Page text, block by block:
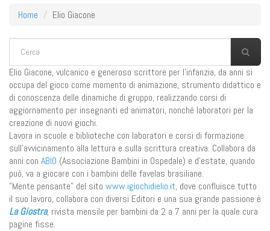
Home Elio Giacone
FORM DI RICERCA
Elio Giacone, vulcanico e generoso scrittore per l'infanzia, da anni si
occupa del gioco come momento di animazione, strumento didattico e
di conoscenza delle dinamiche di gruppo, realizzando corsi di
aggiornamento per insegnanti ed animatori, nonché laboratori per la
creazione di nuovi giochi.
Lavora in scuole e biblioteche con laboratori e corsi di formazione
sull'avvicinamento alla lettura e sulla scrittura creativa. Collabora da
anni con ABIO (Associazione Bambini in Ospedale) e d'estate, quando
può, va a giocare con i bambini delle favelas brasiliane.
"Mente pensante" del sito www.igiochidielio.it, dove confluisce tutto
il suo lavoro, collabora con diversi Editori e una sua grande passione è
La Giostra, rivista mensile per bambini da 2 a 7 anni per la quale cura
pagine fisse.